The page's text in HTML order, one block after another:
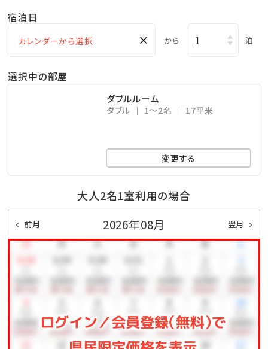
ブルルームにはコネクティングルームのご用意がござい
ます（ドアの内側の扉でお部屋同士がつながっていま
ご希望のお客様は2室ご予約の上で、直接ホテルまでお
※コネクティングルームの空き状況によりご希望に添え
◆エコ清掃のご案内◆
SDG’sの観点より連泊のお客様のお部屋清掃は３日に
１度とさせて頂いております（タオル交換のみ）
尚、ご協力のお礼として、お水、さんぴん茶、パイナップ
ルジュース、ソフトドリンク、オリオン発泡酒の中からお
好みのお飲み物をサービスいたします。(3泊以上のお客
※別途清掃を希望されるお客様は清掃料3000円（税込
み）となります。
宿泊日
× から 泊
選択中の部屋
ダブルルーム
ダブル 1～2名 17平米
変更する
大人2名1室利用の場合
前月 2026年08月 翌月